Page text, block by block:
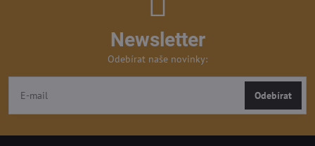
Newsletter
Odebírat naše novinky:
Odebírat